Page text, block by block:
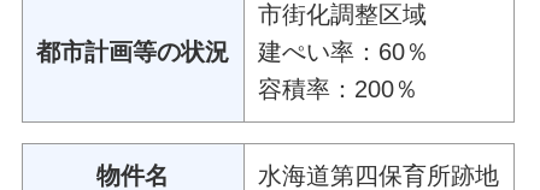
都市計画等の状況
市街化調整区域
建ぺい率：60％
容積率：200％
物件名 水海道第四保育所跡地